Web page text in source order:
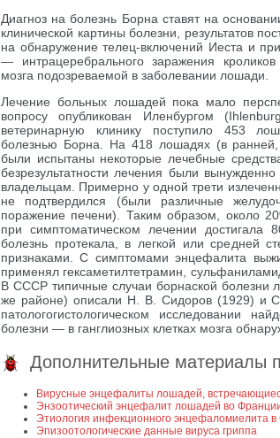
Диагноз на болезнь Борна ставят на
клинической картины болезни, результатов
на обнаружение телец-включений Иеста и
— интрацеребрального заражения
мозга подозреваемой в заболевании лошади.
Лечение больных лошадей пока мало
вопросу опубликован Иленбургом
ветеринарную клинику поступило 453
болезнью Борна. На 418 лошадях (в ранней,
были испытаны некоторые лечебные
безрезультатности лечения были
владельцам. Примерно у одной трети
не подтвердился (были различные
поражение печени). Таким образом, около
при симптоматическом лечении достигала
болезнь протекала, в легкой или средней
признаками. С симптомами энцефалита
применял гексаметилтетрамин,
В СССР типичные случаи борнаской
же районе) описали Н. В. Сидоров (1929) и
патологогистологическом исследовании
болезни — в ганглиозных клетках мозга
Дополнительные материалы
Вирусные энцефалиты лошадей,
Энзоотический энцефалит лошадей во
Этиология инфекционного энцефаломиелита
Эпизоотологические данные вируса гриппа